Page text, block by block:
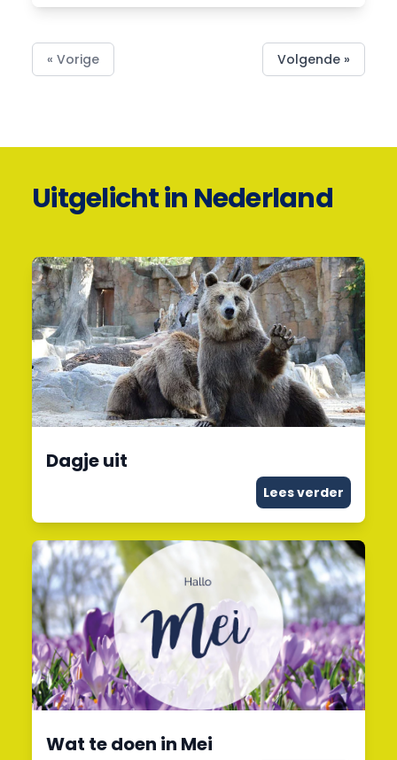
« Vorige Volgende »
Uitgelicht in Nederland
Dagje uit
Lees verder
Wat te doen in Mei